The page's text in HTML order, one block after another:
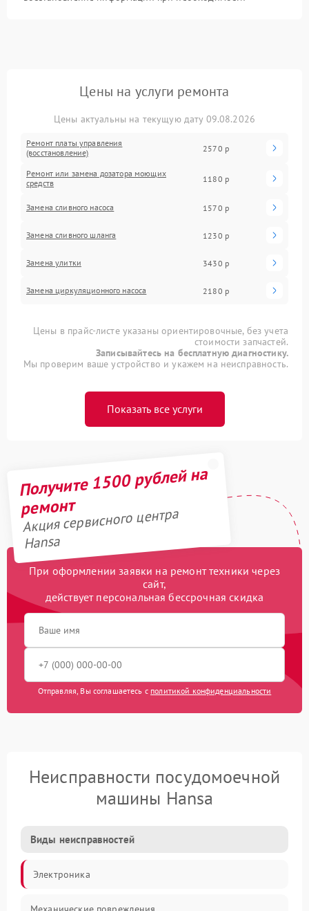
Цены на услуги ремонта
Цены актуальны на текущую дату 09.08.2026
Ремонт платы управления
(восстановление)
2570 р
Ремонт или замена дозатора моющих
средств
1180 р
Замена сливного насоса 1570 р
Замена сливного шланга 1230 р
Замена улитки 3430 р
Замена циркуляционного насоса 2180 р
Цены в прайс-листе указаны ориентировочные, без учета
стоимости запчастей.
Записывайтесь на бесплатную диагностику.
Мы проверим ваше устройство и укажем на неисправность.
Показать все услуги
Получите 1500 рублей на
ремонт
Акция сервисного центра
Hansa
При оформлении заявки на ремонт техники через
сайт,
действует персональная бессрочная скидка
Отправляя, Вы соглашаетесь с политикой конфиденциальности
Неисправности посудомоечной
машины Hansa
Виды неисправностей
Электроника